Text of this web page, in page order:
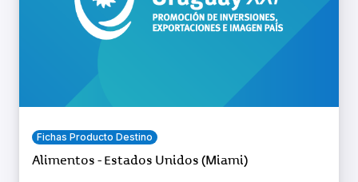
Fichas Producto Destino
Alimentos - Estados Unidos (Miami)